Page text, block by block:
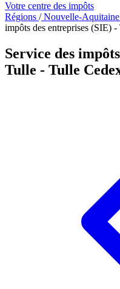
Votre centre des impôts
Régions /Nouvelle-Aquitaine
impôts des entreprises (SIE) -
Service des
Tulle - Tulle